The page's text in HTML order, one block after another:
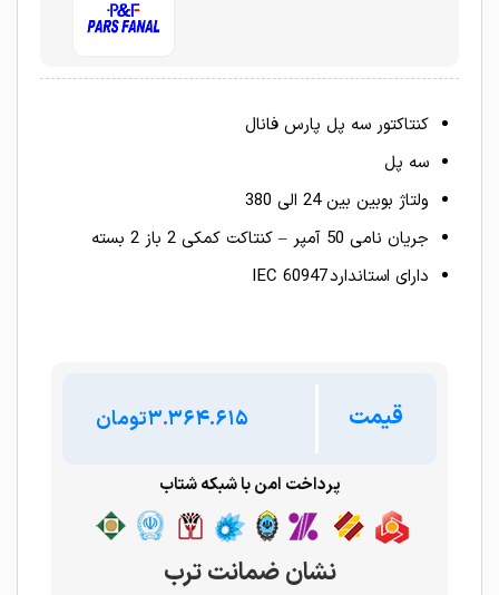
کنتاکتور سه پل پارس فانال
سه پل
ولتاژ بوبین بین 24 الی 380
جریان نامی 50 آمپر – کنتاکت کمکی 2 باز 2 بسته
دارای استاندارد IEC 60947
قیمت تومان
پرداخت امن با شبکه شتاب
نشان ضمانت ترب